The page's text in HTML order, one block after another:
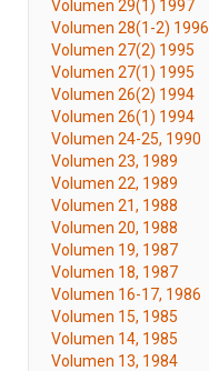
Volumen 29(1) 1997
Volumen 28(1-2) 1996
Volumen 27(2) 1995
Volumen 27(1) 1995
Volumen 26(2) 1994
Volumen 26(1) 1994
Volumen 24-25, 1990
Volumen 23, 1989
Volumen 22, 1989
Volumen 21, 1988
Volumen 20, 1988
Volumen 19, 1987
Volumen 18, 1987
Volumen 16-17, 1986
Volumen 15, 1985
Volumen 14, 1985
Volumen 13, 1984